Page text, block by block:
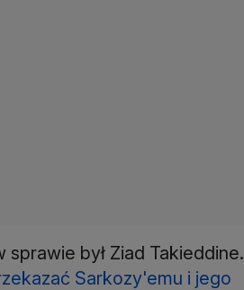
był Ziad Takieddine.
Sarkozy'emu i jego